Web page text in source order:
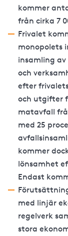
kommer
från cirka 7
Frivalet
monopolets
insamling
och
efter
och utgifter
matavfall
med 25
kommer
lönsamhet
Endast
med linjär
regelverk
stora